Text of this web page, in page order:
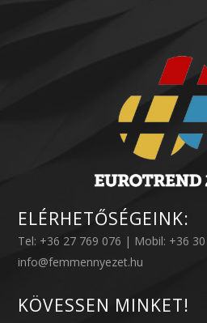
ELÉRHETŐSÉGEINK:
Tel: +36 27 769 076 | Mobil: +36
info@femmennyezet.hu
KÖVESSEN MINKET!